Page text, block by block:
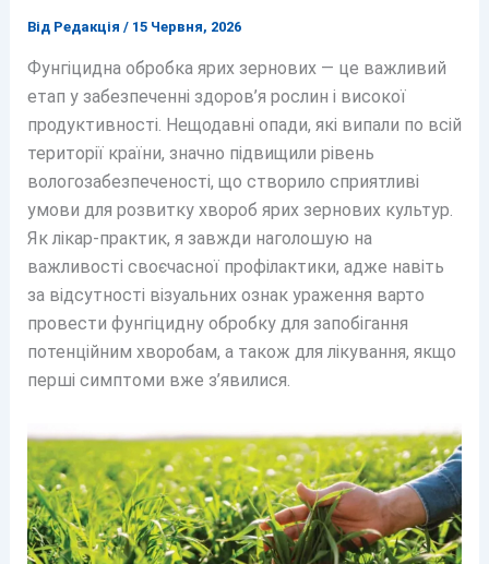
Від Редакція / 15 Червня, 2026
Фунгіцидна обробка ярих зернових — це важливий
етап у забезпеченні здоров’я рослин і високої
продуктивності. Нещодавні опади, які випали по всій
території країни, значно підвищили рівень
вологозабезпеченості, що створило сприятливі
умови для розвитку хвороб ярих зернових культур.
Як лікар-практик, я завжди наголошую на
важливості своєчасної профілактики, адже навіть
за відсутності візуальних ознак ураження варто
провести фунгіцидну обробку для запобігання
потенційним хворобам, а також для лікування, якщо
перші симптоми вже з’явилися.